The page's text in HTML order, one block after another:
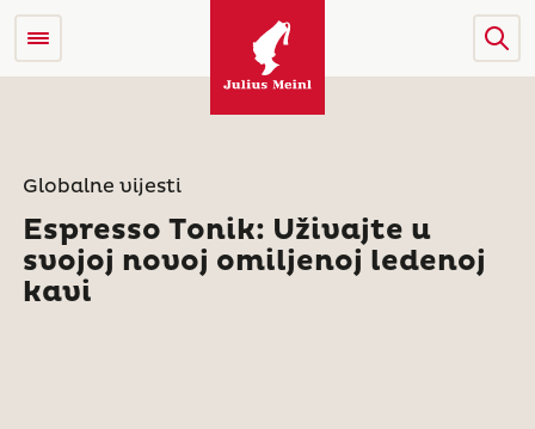
Globalne vijesti
Espresso Tonik: Uživajte u
svojoj novoj omiljenoj ledenoj
kavi